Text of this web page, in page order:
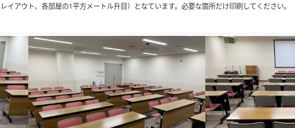
アウト、各部屋の1平方メートル升目）となています。必要な箇所だけ印刷してください。